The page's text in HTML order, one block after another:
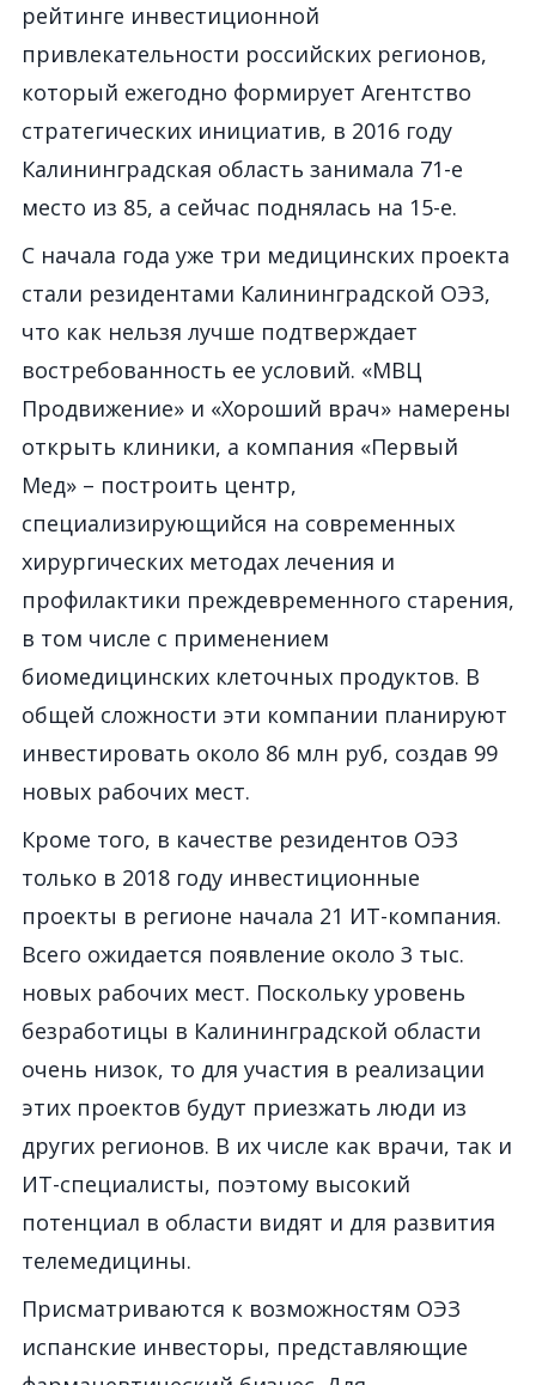
рейтинге инвестиционной
привлекательности российских регионов,
который ежегодно формирует Агентство
стратегических инициатив, в 2016 году
Калининградская область занимала 71-е
место из 85, а сейчас поднялась на 15-е.
С начала года уже три медицинских проекта
стали резидентами Калининградской ОЭЗ,
что как нельзя лучше подтверждает
востребованность ее условий. «МВЦ
Продвижение» и «Хороший врач» намерены
открыть клиники, а компания «Первый
Мед» – построить центр,
специализирующийся на современных
хирургических методах лечения и
профилактики преждевременного старения,
в том числе с применением
биомедицинских клеточных продуктов. В
общей сложности эти компании планируют
инвестировать около 86 млн руб, создав 99
новых рабочих мест.
Кроме того, в качестве резидентов ОЭЗ
только в 2018 году инвестиционные
проекты в регионе начала 21 ИТ-компания.
Всего ожидается появление около 3 тыс.
новых рабочих мест. Поскольку уровень
безработицы в Калининградской области
очень низок, то для участия в реализации
этих проектов будут приезжать люди из
других регионов. В их числе как врачи, так и
ИТ-специалисты, поэтому высокий
потенциал в области видят и для развития
телемедицины.
Присматриваются к возможностям ОЭЗ
испанские инвесторы, представляющие